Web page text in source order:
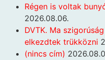
Régen is voltak
2026.08.06.
DVTK. Ma
elkezdtek trükközni
(nincs cím)